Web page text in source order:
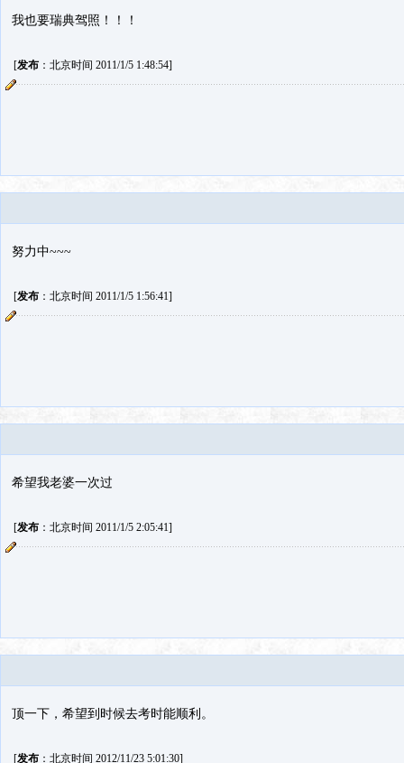
我也要瑞典驾照！！！
[发布：北京时间 2011/1/5 1:48:54]
努力中~~~
[发布：北京时间 2011/1/5 1:56:41]
希望我老婆一次过
[发布：北京时间 2011/1/5 2:05:41]
顶一下，希望到时候去考时能顺利。
[发布：北京时间 2012/11/23 5:01:30]